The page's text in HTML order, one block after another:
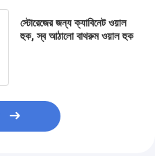
স্টোরেজের জন্য ক্যাবিনেট ওয়াল
হুক, স্ব আঠালো বাথরুম ওয়াল হুক